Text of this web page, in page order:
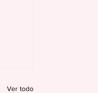
Ver todo